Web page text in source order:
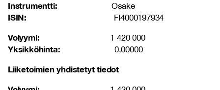
Instrumentti: Osake
ISIN: FI4000197934
Volyymi: 1 420 000
Yksikköhinta: 0,00000
Liiketoimien yhdistetyt tiedot